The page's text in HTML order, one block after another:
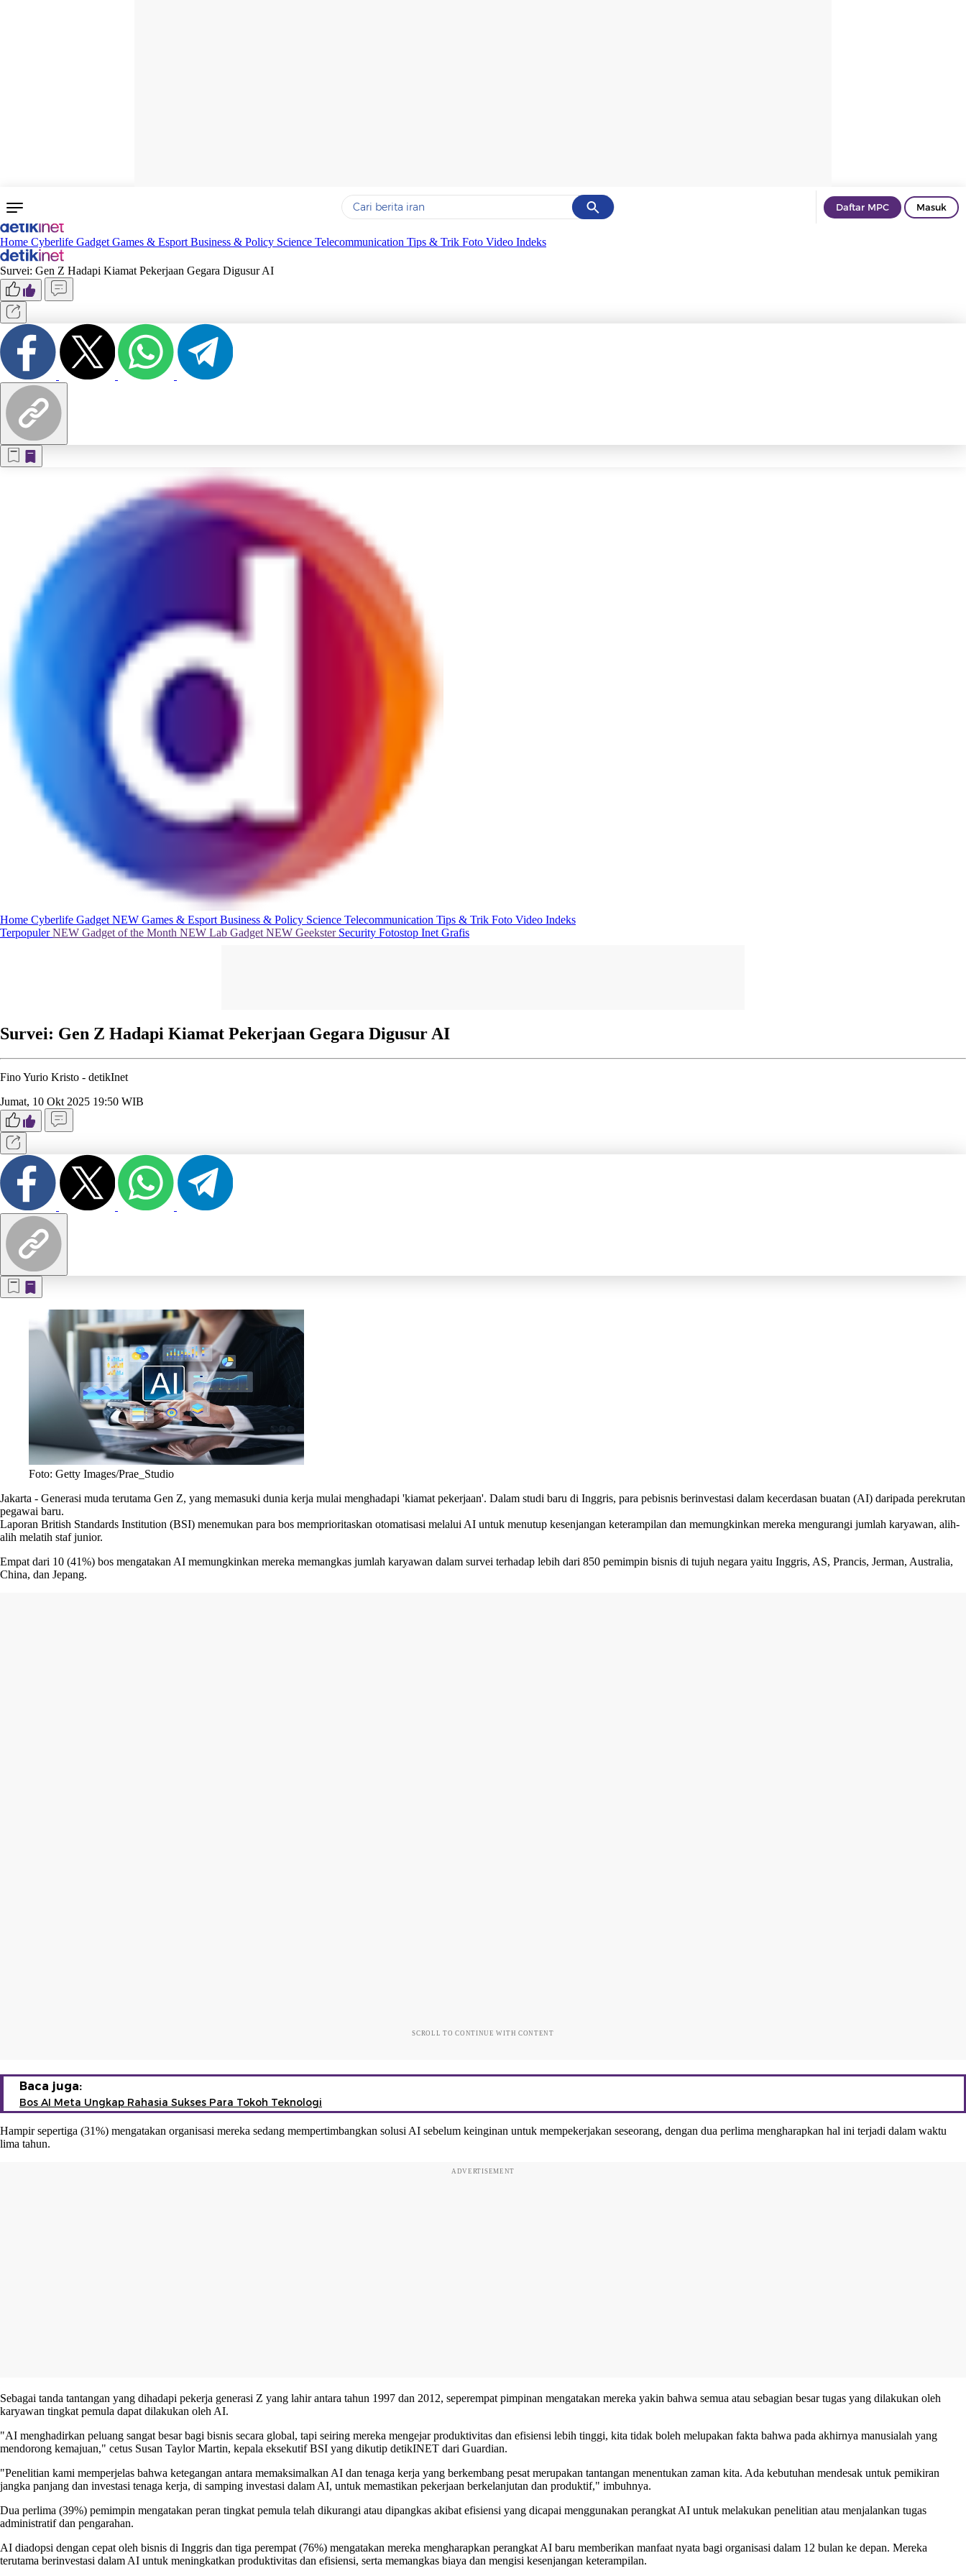
Cancel
Yang sedang ramai dicari
Terakhir yang dicari
Daftar MPC Masuk
Home Cyberlife Gadget Games & Esport Business & Policy Science Telecommunication Tips & Trik Foto Video Indeks
Survei: Gen Z Hadapi Kiamat Pekerjaan Gegara Digusur AI
Home Cyberlife Gadget NEW Games & Esport Business & Policy Science Telecommunication Tips & Trik Foto Video Indeks
TerpopulerNEW Gadget of the Month NEW Lab Gadget NEW Geekster Security Fotostop Inet Grafis
Survei: Gen Z Hadapi Kiamat Pekerjaan Gegara Digusur AI
Fino Yurio Kristo - detikInet
Jumat, 10 Okt 2025 19:50 WIB
Foto: Getty Images/Prae_Studio
Jakarta - Generasi muda terutama Gen Z, yang memasuki dunia kerja mulai menghadapi 'kiamat pekerjaan'. Dalam studi baru di Inggris, para pebisnis berinvestasi dalam kecerdasan buatan (AI) daripada perekrutan
pegawai baru.
Laporan British Standards Institution (BSI) menemukan para bos memprioritaskan otomatisasi melalui AI untuk menutup kesenjangan keterampilan dan memungkinkan mereka mengurangi jumlah karyawan, alih-
alih melatih staf junior.
Empat dari 10 (41%) bos mengatakan AI memungkinkan mereka memangkas jumlah karyawan dalam survei terhadap lebih dari 850 pemimpin bisnis di tujuh negara yaitu Inggris, AS, Prancis, Jerman, Australia,
China, dan Jepang.
SCROLL TO CONTINUE WITH CONTENT
Baca juga:
Bos AI Meta Ungkap Rahasia Sukses Para Tokoh Teknologi
Hampir sepertiga (31%) mengatakan organisasi mereka sedang mempertimbangkan solusi AI sebelum keinginan untuk mempekerjakan seseorang, dengan dua perlima mengharapkan hal ini terjadi dalam waktu
lima tahun.
ADVERTISEMENT
Sebagai tanda tantangan yang dihadapi pekerja generasi Z yang lahir antara tahun 1997 dan 2012, seperempat pimpinan mengatakan mereka yakin bahwa semua atau sebagian besar tugas yang dilakukan oleh
karyawan tingkat pemula dapat dilakukan oleh AI.
"AI menghadirkan peluang sangat besar bagi bisnis secara global, tapi seiring mereka mengejar produktivitas dan efisiensi lebih tinggi, kita tidak boleh melupakan fakta bahwa pada akhirnya manusialah yang
mendorong kemajuan," cetus Susan Taylor Martin, kepala eksekutif BSI yang dikutip detikINET dari Guardian.
"Penelitian kami memperjelas bahwa ketegangan antara memaksimalkan AI dan tenaga kerja yang berkembang pesat merupakan tantangan menentukan zaman kita. Ada kebutuhan mendesak untuk pemikiran
jangka panjang dan investasi tenaga kerja, di samping investasi dalam AI, untuk memastikan pekerjaan berkelanjutan dan produktif," imbuhnya.
Dua perlima (39%) pemimpin mengatakan peran tingkat pemula telah dikurangi atau dipangkas akibat efisiensi yang dicapai menggunakan perangkat AI untuk melakukan penelitian atau menjalankan tugas
administratif dan pengarahan.
AI diadopsi dengan cepat oleh bisnis di Inggris dan tiga perempat (76%) mengatakan mereka mengharapkan perangkat AI baru memberikan manfaat nyata bagi organisasi dalam 12 bulan ke depan. Mereka
terutama berinvestasi dalam AI untuk meningkatkan produktivitas dan efisiensi, serta memangkas biaya dan mengisi kesenjangan keterampilan.